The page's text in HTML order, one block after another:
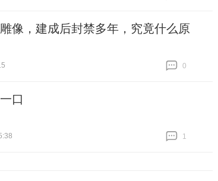
像，建成后封禁多年，究竟什么原
0
口
1